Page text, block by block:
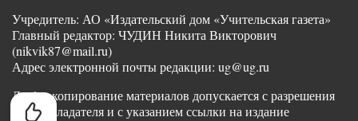
Учредитель: АО «Издательский дом «Учительская газета»
Главный редактор: ЧУДИН Никита Викторович
(nikvik87@mail.ru)
Адрес электронной почты редакции: ug@ug.ru
Любое копирование материалов допускается с разрешения
правообладателя и с указанием ссылки на издание